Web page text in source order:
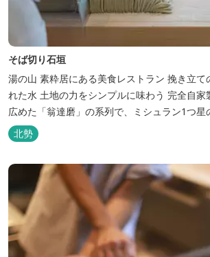
そば切り石垣
湯の山 素粋居にある美食レストラン 挽き立ての蕎麦と深山に磨か
れた水 土地の力をシンプルに味わう 完全自家製粉の手打ち蕎麦を
広めた「翁達磨」の系列で、ミシュラン1つ星
鑽を積んだ石垣雄介氏が開業した「そば切り石
自家製粉による二八蕎麦を踏襲し、蕎麦と酒
を実現しました。国産蕎麦の香りを存分に引
天然の水の力...
北勢